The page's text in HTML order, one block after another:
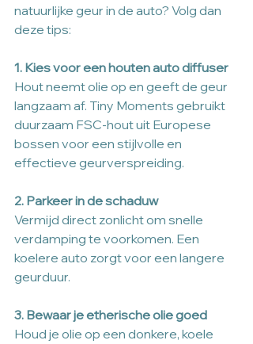
natuurlijke geur in de auto? Volg dan
deze tips:
1. Kies voor een houten auto diffuser
Hout neemt olie op en geeft de geur
langzaam af. Tiny Moments gebruikt
duurzaam FSC-hout uit Europese
bossen voor een stijlvolle en
effectieve geurverspreiding.
2. Parkeer in de schaduw
Vermijd direct zonlicht om snelle
verdamping te voorkomen. Een
koelere auto zorgt voor een langere
geurduur.
3. Bewaar je etherische olie goed
Houd je olie op een donkere, koele